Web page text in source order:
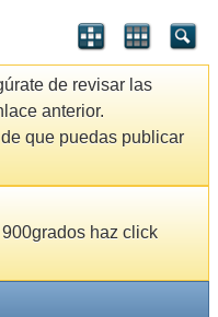
de revisar las
anterior.
que puedas publicar
haz click